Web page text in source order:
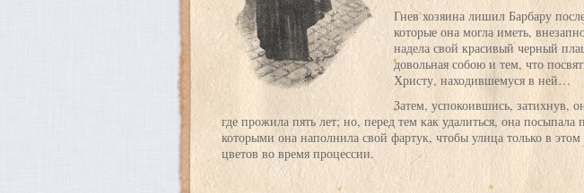
Гнев хозяина лишил Барбару
которые она могла иметь,
надела свой красивый черный
довольная собою и тем, что
Христу, находившемуся в ней…
Затем, успокоившись, затихнув,
где прожила пять лет; но, перед тем как удалиться, она посыпала
которыми она наполнила свой фартук, чтобы улица только в этом
цветов во время процессии.